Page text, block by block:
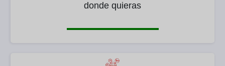
donde quieras